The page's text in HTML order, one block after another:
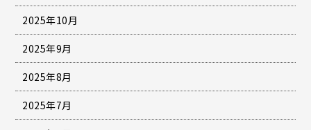
2025年10月
2025年9月
2025年8月
2025年7月